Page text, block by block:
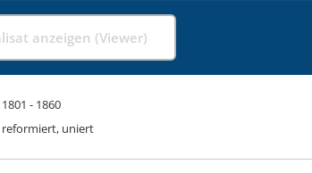
anzeigen (Viewer)
1801 - 1860
reformiert, uniert